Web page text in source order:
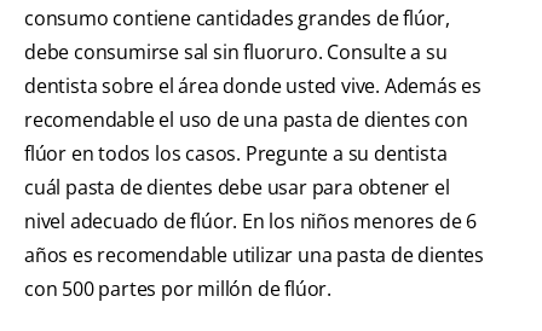
consumo contiene cantidades grandes de flúor,
debe consumirse sal sin fluoruro. Consulte a su
dentista sobre el área donde usted vive. Además es
recomendable el uso de una pasta de dientes con
flúor en todos los casos. Pregunte a su dentista
cuál pasta de dientes debe usar para obtener el
nivel adecuado de flúor. En los niños menores de 6
años es recomendable utilizar una pasta de dientes
con 500 partes por millón de flúor.